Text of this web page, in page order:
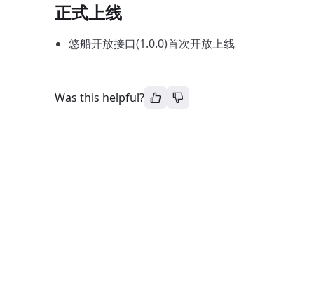
正式上线
悠船开放接口(1.0.0)首次开放上线
Was this helpful?